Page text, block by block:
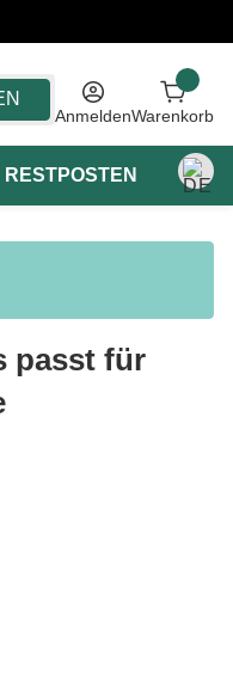
AnmeldenWarenkorb
RESTPOSTEN
passt für